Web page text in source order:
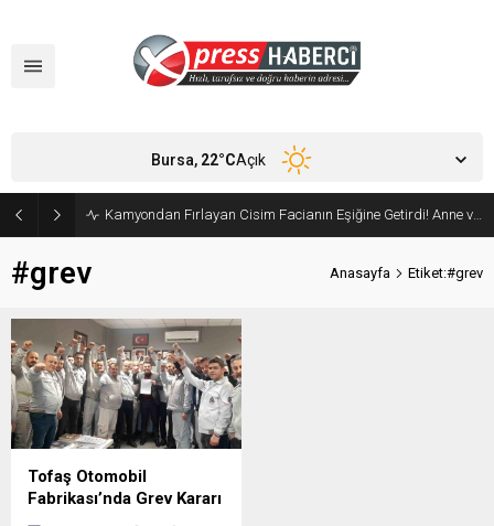
Kamyondan Fırlayan Cisim Facianın Eşiğine Getirdi! Anne ve Bebeği Son Anda Kurtuldu
Bursa, 22°CAçık
#grev Anasayfa Etiket:#grev
Tofaş Otomobil
Fabrikası’nda Grev Kararı